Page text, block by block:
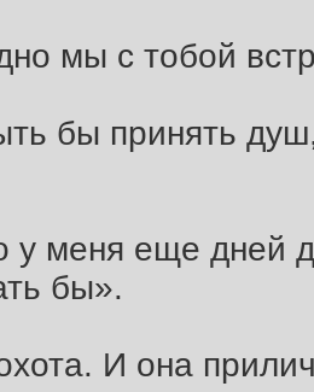
мы с тобой
бы принять
у меня еще дней
бы».
И она